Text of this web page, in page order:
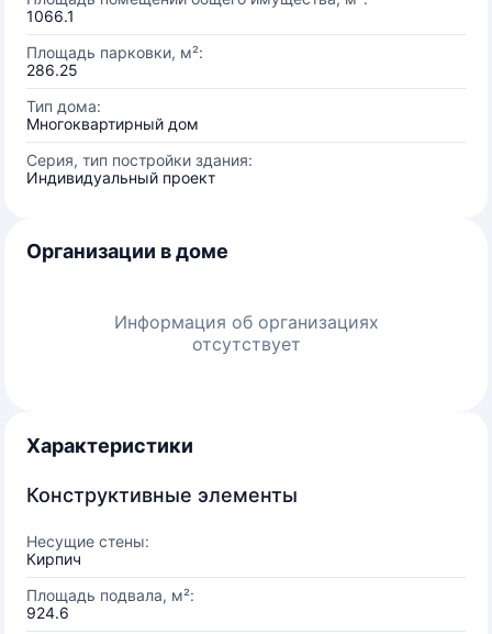
1066.1
Площадь парковки, м²:
286.25
Тип дома:
Многоквартирный дом
Серия, тип постройки здания:
Индивидуальный проект
Организации в доме
Информация об организациях
отсутствует
Характеристики
Конструктивные элементы
Несущие стены:
Кирпич
Площадь подвала, м²:
924.6